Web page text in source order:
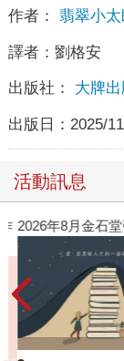
作者： 翡翠小太
譯者： 劉格安
出版社： 大牌出
出版日： 2025/
活動訊息
2026年8月金石